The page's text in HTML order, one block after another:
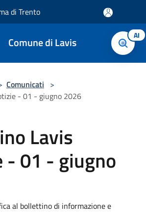
di Trento
Comune di Lavis AI
Comunicati >
- 01 - giugno 2026
Lavis
- 01 - giugno
al bollettino di informazione e